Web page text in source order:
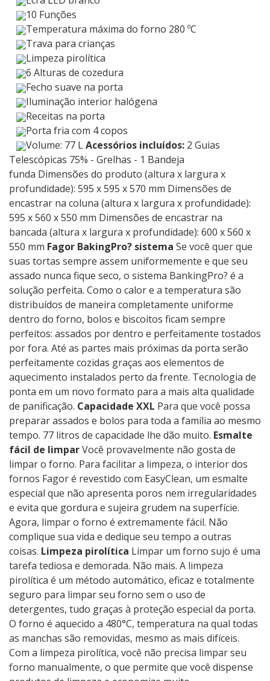
10 Funções
Temperatura máxima do forno 280 ºC
Trava para crianças
Limpeza pirolítica
6 Alturas de cozedura
Fecho suave na porta
Iluminação interior halógena
Receitas na porta
Porta fria com 4 copos
Volume: 77 LAcessórios incluídos: 2 Guias
Telescópicas 75% - Grelhas - 1 Bandeja
funda Dimensões do produto (altura x largura x
profundidade): 595 x 595 x 570 mm Dimensões de
encastrar na coluna (altura x largura x profundidade):
595 x 560 x 550 mm Dimensões de encastrar na
bancada (altura x largura x profundidade): 600 x 560 x
550 mm Fagor BakingPro? sistema Se você quer que
suas tortas sempre assem uniformemente e que seu
assado nunca fique seco, o sistema BankingPro? é a
solução perfeita. Como o calor e a temperatura são
distribuídos de maneira completamente uniforme
dentro do forno, bolos e biscoitos ficam sempre
perfeitos: assados ​​por dentro e perfeitamente tostados
por fora. Até as partes mais próximas da porta serão
perfeitamente cozidas graças aos elementos de
aquecimento instalados perto da frente. Tecnologia de
ponta em um novo formato para a mais alta qualidade
de panificação. Capacidade XXL Para que você possa
preparar assados ​​e bolos para toda a família ao mesmo
tempo. 77 litros de capacidade lhe dão muito. Esmalte
fácil de limparVocê provavelmente não gosta de
limpar o forno. Para facilitar a limpeza, o interior dos
fornos Fagor é revestido com EasyClean, um esmalte
especial que não apresenta poros nem irregularidades
e evita que gordura e sujeira grudem na superfície.
Agora, limpar o forno é extremamente fácil. Não
complique sua vida e dedique seu tempo a outras
coisas. Limpeza pirolítica Limpar um forno sujo é uma
tarefa tediosa e demorada. Não mais. A limpeza
pirolítica é um método automático, eficaz e totalmente
seguro para limpar seu forno sem o uso de
detergentes, tudo graças à proteção especial da porta.
O forno é aquecido a 480°C, temperatura na qual todas
as manchas são removidas, mesmo as mais difíceis.
Com a limpeza pirolítica, você não precisa limpar seu
forno manualmente, o que permite que você dispense